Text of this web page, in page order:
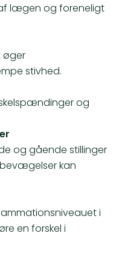
lægen og foreneligt
øger
stivhed.
og
og gående stillinger
kan
i
en forskel i